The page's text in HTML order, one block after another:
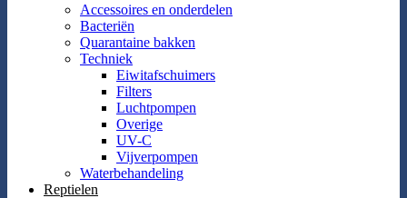
Accessoires en onderdelen
Bacteriën
Quarantaine bakken
Techniek
Eiwitafschuimers
Filters
Luchtpompen
Overige
UV-C
Vijverpompen
Waterbehandeling
Reptielen